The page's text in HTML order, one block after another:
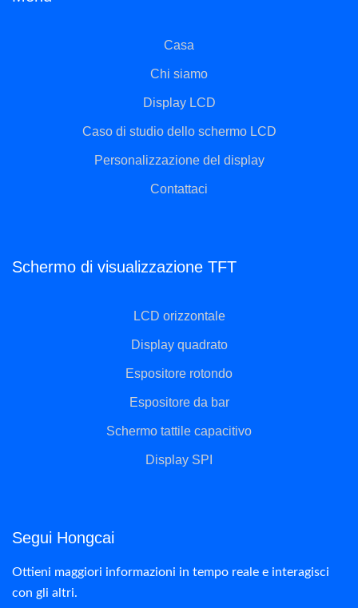
Casa
Chi siamo
Display LCD
Caso di studio dello schermo LCD
Personalizzazione del display
Contattaci
Schermo di visualizzazione TFT
LCD orizzontale
Display quadrato
Espositore rotondo
Espositore da bar
Schermo tattile capacitivo
Display SPI
Segui Hongcai
Ottieni maggiori informazioni in tempo reale e interagisci
con gli altri.